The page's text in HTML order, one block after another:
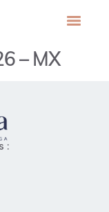
– MX
: